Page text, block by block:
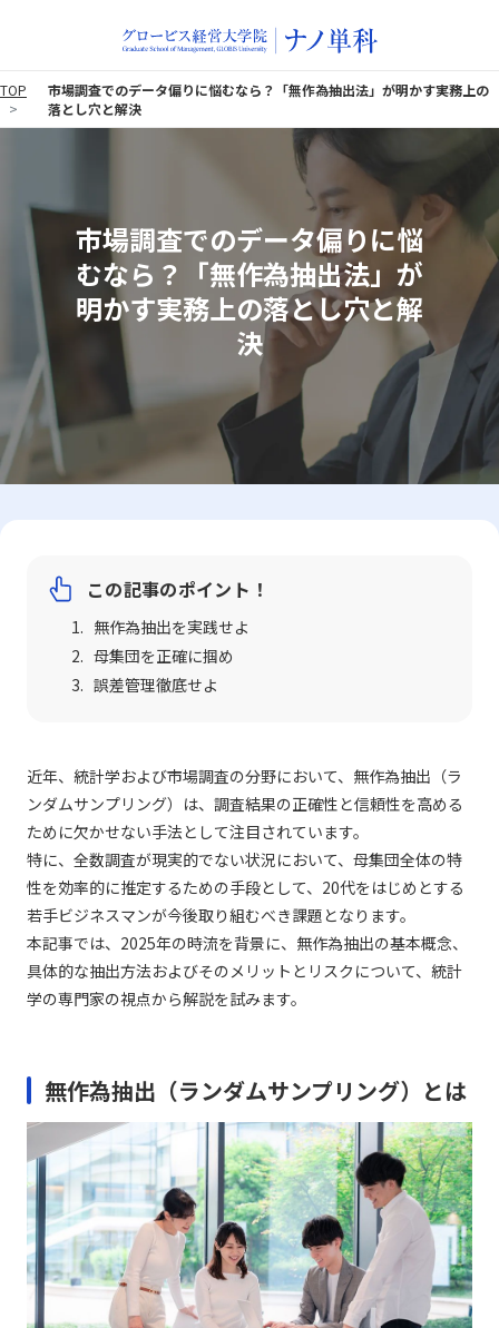
TOP
市場調査でのデータ偏りに悩むなら？「無作為抽出法」が明かす実務上の
落とし穴と解決
市場調査でのデータ偏りに悩
むなら？「無作為抽出法」が
明かす実務上の落とし穴と解
決
この記事のポイント！
無作為抽出を実践せよ
母集団を正確に掴め
誤差管理徹底せよ
近年、統計学および市場調査の分野において、無作為抽出（ラ
ンダムサンプリング）は、調査結果の正確性と信頼性を高める
ために欠かせない手法として注目されています。
特に、全数調査が現実的でない状況において、母集団全体の特
性を効率的に推定するための手段として、20代をはじめとする
若手ビジネスマンが今後取り組むべき課題となります。
本記事では、2025年の時流を背景に、無作為抽出の基本概念、
具体的な抽出方法およびそのメリットとリスクについて、統計
学の専門家の視点から解説を試みます。
無作為抽出（ランダムサンプリング）とは